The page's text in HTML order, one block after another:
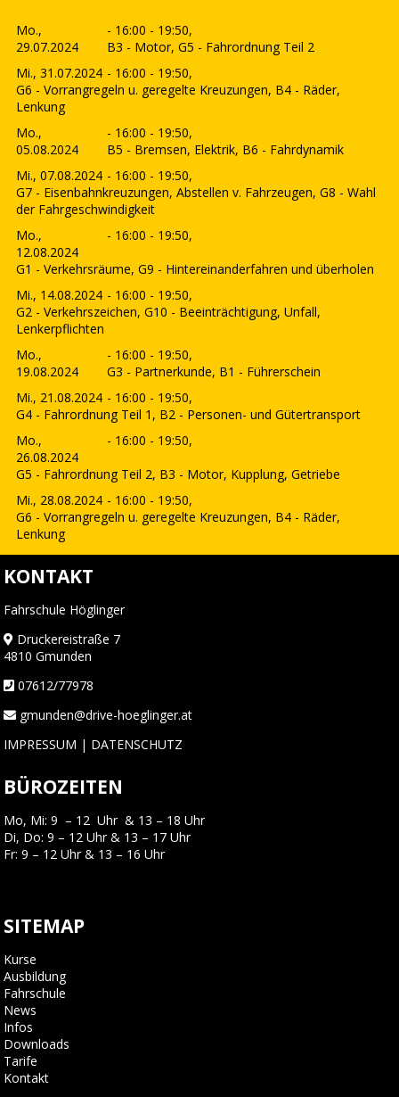
Mo.,
29.07.2024
- 16:00 - 19:50,
B3 - Motor, G5 - Fahrordnung Teil 2
Mi., 31.07.2024 - 16:00 - 19:50,
G6 - Vorrangregeln u. geregelte Kreuzungen, B4 - Räder,
Lenkung
Mo.,
05.08.2024
- 16:00 - 19:50,
B5 - Bremsen, Elektrik, B6 - Fahrdynamik
Mi., 07.08.2024 - 16:00 - 19:50,
G7 - Eisenbahnkreuzungen, Abstellen v. Fahrzeugen, G8 - Wahl
der Fahrgeschwindigkeit
Mo.,
12.08.2024
- 16:00 - 19:50,
G1 - Verkehrsräume, G9 - Hintereinanderfahren und überholen
Mi., 14.08.2024 - 16:00 - 19:50,
G2 - Verkehrszeichen, G10 - Beeinträchtigung, Unfall,
Lenkerpflichten
Mo.,
19.08.2024
- 16:00 - 19:50,
G3 - Partnerkunde, B1 - Führerschein
Mi., 21.08.2024 - 16:00 - 19:50,
G4 - Fahrordnung Teil 1, B2 - Personen- und Gütertransport
Mo.,
26.08.2024
- 16:00 - 19:50,
G5 - Fahrordnung Teil 2, B3 - Motor, Kupplung, Getriebe
Mi., 28.08.2024 - 16:00 - 19:50,
G6 - Vorrangregeln u. geregelte Kreuzungen, B4 - Räder,
Lenkung
KONTAKT
Fahrschule Höglinger
Druckereistraße 7
4810 Gmunden
07612/77978
gmunden@drive-hoeglinger.at
IMPRESSUM | DATENSCHUTZ
BÜROZEITEN
Mo, Mi: 9 – 12 Uhr & 13 – 18 Uhr
Di, Do: 9 – 12 Uhr & 13 – 17 Uhr
Fr: 9 – 12 Uhr & 13 – 16 Uhr
SITEMAP
Kurse
Ausbildung
Fahrschule
News
Infos
Downloads
Tarife
Kontakt